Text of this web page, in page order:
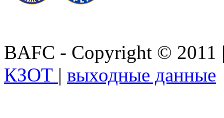
BAFC - Copyright © 2011
КЗОТ | выходные данные